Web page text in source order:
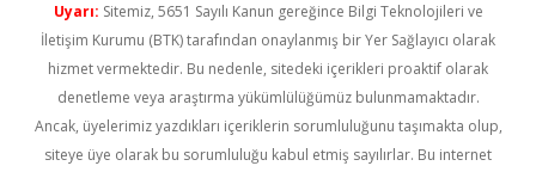
Uyarı: Sitemiz, 5651 Sayılı Kanun gereğince Bilgi Teknolojileri ve
İletişim Kurumu (BTK) tarafından onaylanmış bir Yer Sağlayıcı olarak
hizmet vermektedir. Bu nedenle, sitedeki içerikleri proaktif olarak
denetleme veya araştırma yükümlülüğümüz bulunmamaktadır.
Ancak, üyelerimiz yazdıkları içeriklerin sorumluluğunu taşımakta olup,
siteye üye olarak bu sorumluluğu kabul etmiş sayılırlar. Bu internet